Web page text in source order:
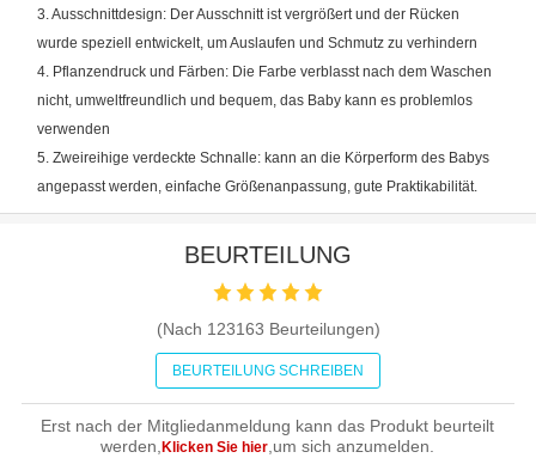
3. Ausschnittdesign: Der Ausschnitt ist vergrößert und der Rücken
wurde speziell entwickelt, um Auslaufen und Schmutz zu verhindern
4. Pflanzendruck und Färben: Die Farbe verblasst nach dem Waschen
nicht, umweltfreundlich und bequem, das Baby kann es problemlos
verwenden
5. Zweireihige verdeckte Schnalle: kann an die Körperform des Babys
angepasst werden, einfache Größenanpassung, gute Praktikabilität.
BEURTEILUNG
(Nach 123163 Beurteilungen)
BEURTEILUNG SCHREIBEN
Erst nach der Mitgliedanmeldung kann das Produkt beurteilt
werden,Klicken Sie hier,um sich anzumelden.